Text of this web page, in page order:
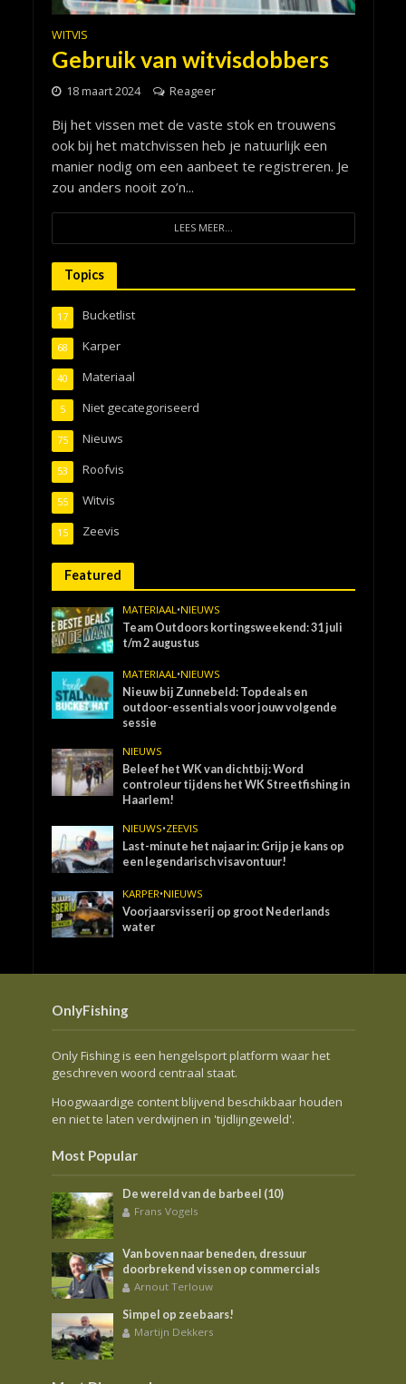
WITVIS
Gebruik van witvisdobbers
18 maart 2024 Reageer
Bij het vissen met de vaste stok en trouwens
ook bij het matchvissen heb je natuurlijk een
manier nodig om een aanbeet te registreren. Je
zou anders nooit zo’n...
LEES MEER...
Topics
Bucketlist
17
Karper
68
Materiaal
40
Niet gecategoriseerd
5
Nieuws
75
Roofvis
53
Witvis
55
Zeevis
15
Featured
MATERIAAL•NIEUWS
Team Outdoors kortingsweekend: 31 juli
t/m 2 augustus
MATERIAAL•NIEUWS
Nieuw bij Zunnebeld: Topdeals en
outdoor-essentials voor jouw volgende
sessie
NIEUWS
Beleef het WK van dichtbij: Word
controleur tijdens het WK Streetfishing in
Haarlem!
NIEUWS•ZEEVIS
Last-minute het najaar in: Grijp je kans op
een legendarisch visavontuur!
KARPER•NIEUWS
Voorjaarsvisserij op groot Nederlands
water
OnlyFishing
Only Fishing is een hengelsport platform waar het
geschreven woord centraal staat.
Hoogwaardige content blijvend beschikbaar houden
en niet te laten verdwijnen in 'tijdlijngeweld'.
Most Popular
De wereld van de barbeel (10)
Frans Vogels
Van boven naar beneden, dressuur
doorbrekend vissen op commercials
Arnout Terlouw
Simpel op zeebaars!
Martijn Dekkers